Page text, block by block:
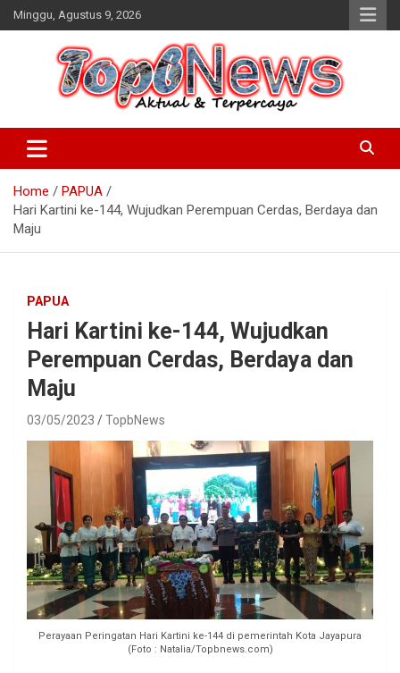
Skip
to
Minggu, Agustus 9, 2026
Home
PAPUA
Hari Kartini ke-144, Wujudkan Perempuan Cerdas, Berdaya dan
Maju
PAPUA
Hari Kartini ke-144, Wujudkan
Perempuan Cerdas, Berdaya dan
Maju
03/05/2023 TopbNews
Perayaan Peringatan Hari Kartini ke-144 di pemerintah Kota Jayapura
(Foto : Natalia/Topbnews.com)